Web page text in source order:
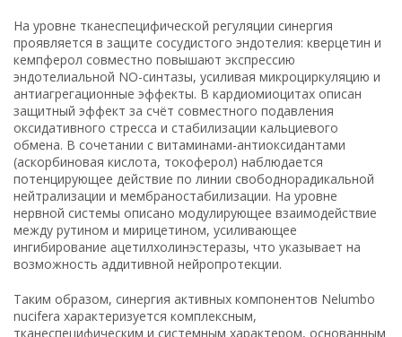
На уровне тканеспецифической регуляции синергия
проявляется в защите сосудистого эндотелия: кверцетин и
кемпферол совместно повышают экспрессию
эндотелиальной NO-синтазы, усиливая микроциркуляцию и
антиагрегационные эффекты. В кардиомиоцитах описан
защитный эффект за счёт совместного подавления
оксидативного стресса и стабилизации кальциевого
обмена. В сочетании с витаминами-антиоксидантами
(аскорбиновая кислота, токоферол) наблюдается
потенцирующее действие по линии свободнорадикальной
нейтрализации и мембраностабилизации. На уровне
нервной системы описано модулирующее взаимодействие
между рутином и мирицетином, усиливающее
ингибирование ацетилхолинэстеразы, что указывает на
возможность аддитивной нейропротекции.
Таким образом, синергия активных компонентов Nelumbo
nucifera характеризуется комплексным,
тканеспецифическим и системным характером, основанным